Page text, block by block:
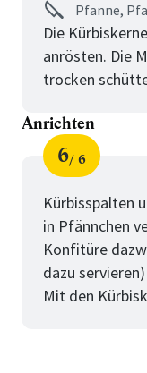
Pfanne,
Die
anrösten. Die
trocken
Anrichten
Schritt
6
von
6
für
Kürbisspalten
in Pfännchen
Konfitüre
dazu
Mit den